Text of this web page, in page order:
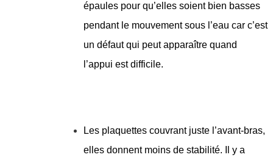
épaules pour qu’elles soient bien basses
pendant le mouvement sous l’eau car c’est
un défaut qui peut apparaître quand
l’appui est difficile.
Les plaquettes couvrant juste l’avant-bras,
elles donnent moins de stabilité. Il y a